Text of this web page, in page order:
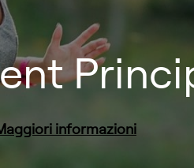
informazioni